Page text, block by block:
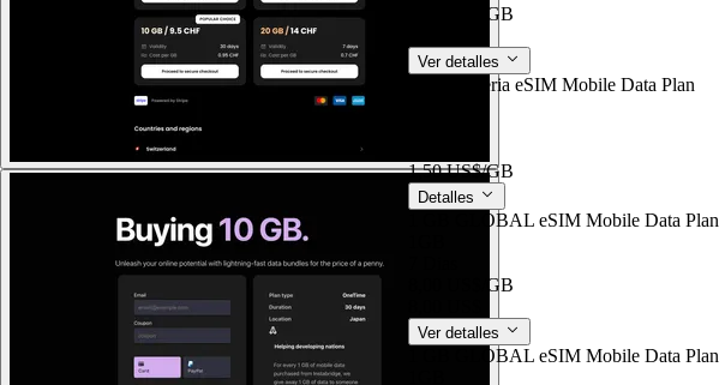
/GB
Ver detalles
3 GB Algeria eSIM Mobile Data Plan
1,50 US$/GB
Detalles
1 GB GLOBAL eSIM Mobile Data Plan
/GB
Ver detalles
1 GB GLOBAL eSIM Mobile Data Plan